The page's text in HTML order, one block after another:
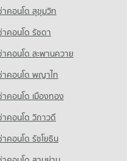
าคอนโด สุขุมวิท
าคอนโด รัชดา
าคอนโด สะพานควาย
าคอนโด พญาไท
าคอนโด เมืองทอง
าคอนโด วิภาวดี
าคอนโด รัชโยธิน